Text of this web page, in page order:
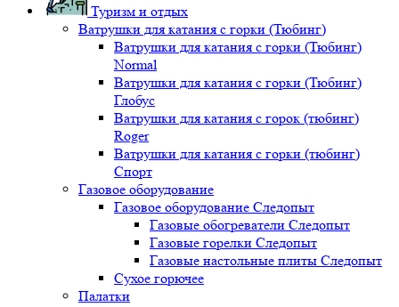
Туризм и отдых
Ватрушки для катания с горки (Тюбинг)
Ватрушки для катания с горки (Тюбинг)
Normal
Ватрушки для катания с горки (Тюбинг)
Глобус
Ватрушки для катания с горок (тюбинг)
Roger
Ватрушки для катания с горки (тюбинг)
Спорт
Газовое оборудование
Газовое оборудование Следопыт
Газовые обогреватели Следопыт
Газовые горелки Следопыт
Газовые настольные плиты Следопыт
Сухое горючее
Палатки